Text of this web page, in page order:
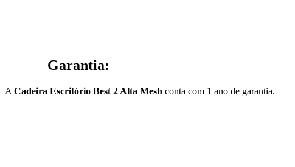
Garantia:
A Cadeira Escritório Best 2 Alta Mesh conta com 1 ano de garantia.